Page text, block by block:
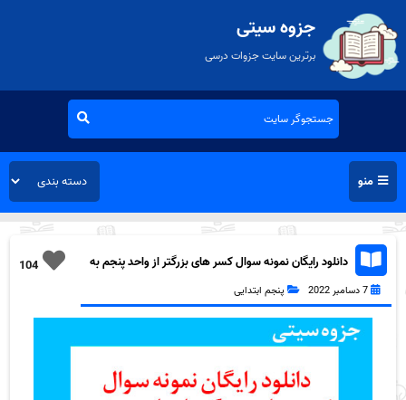
جزوه سیتی
برترین سایت جزوات درسی
منو
104
دانلود رایگان نمونه سوال کسر های بزرگتر از واحد پنجم به
7 دسامبر 2022 پنجم ابتدایی